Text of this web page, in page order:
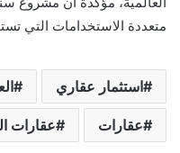
متعددة الاستخدامات التي
استثمار عقاري
عقارات عقارات